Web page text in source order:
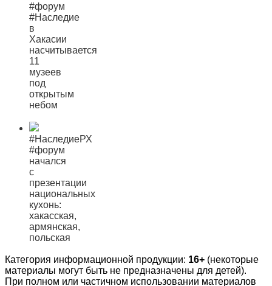
#форум
#Наследие
в
Хакасии
насчитывается
11
музеев
под
открытым
небом
#НаследиеРХ
#форум
начался
с
презентации
национальных
кухонь:
хакасская,
армянская,
польская
Категория информационной продукции: 16+ (некоторые
материалы могут быть не предназначены для детей).
При полном или частичном использовании материалов